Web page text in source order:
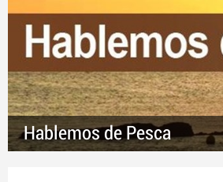
Hablemos de Pesca